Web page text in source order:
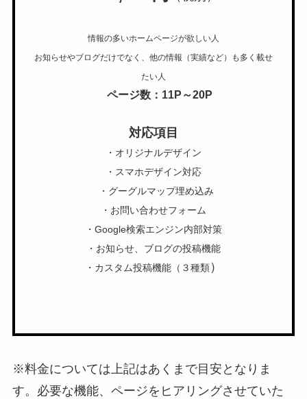
情報の多いホームページが欲しい人
お知らせやブログだけでなく、他の情報（実績など）も多く載せ
たい人
ページ数：11P～20P
対応項目
・オリジナルデザイン
・スマホデザイン対応
・グーグルマップ埋め込み
・お問い合わせフォーム
・Google検索エンジン内部対策
・お知らせ、ブログの投稿機能
・カスタム投稿機能（３種類）
※料金については上記はあくまで目安となりま
す。必要な機能、ページをヒアリングさせていた